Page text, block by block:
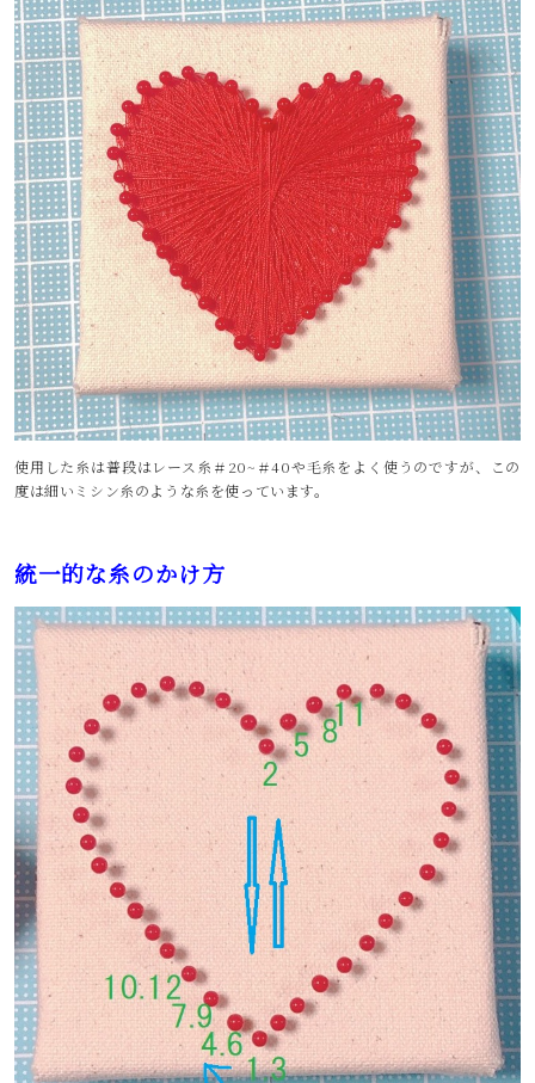
使用した糸は普段はレース糸＃20~＃40や毛糸をよく使うのですが、この
度は細いミシン糸のような糸を使っています。
統一的な糸のかけ方